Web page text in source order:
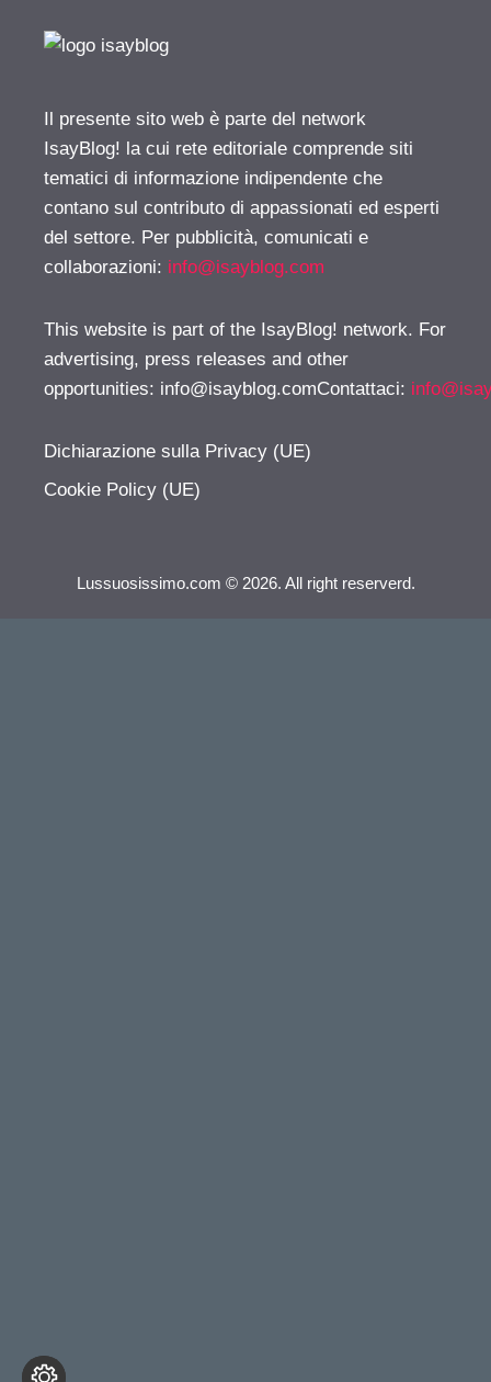
Il presente sito web è parte del network
IsayBlog! la cui rete editoriale comprende siti
tematici di informazione indipendente che
contano sul contributo di appassionati ed esperti
del settore. Per pubblicità, comunicati e
collaborazioni: info@isayblog.com
This website is part of the IsayBlog! network. For
advertising, press releases and other
opportunities: info@isayblog.comContattaci:
Dichiarazione sulla Privacy (UE)
Cookie Policy (UE)
Lussuosissimo.com © 2026. All right reserverd.